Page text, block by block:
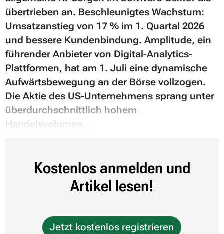
übertrieben an. Beschleunigtes Wachstum:
Umsatzanstieg von 17 % im 1. Quartal 2026
und bessere Kundenbindung. Amplitude, ein
führender Anbieter von Digital-Analytics-
Plattformen, hat am 1. Juli eine dynamische
Aufwärtsbewegung an der Börse vollzogen.
Die Aktie des US-Unternehmens sprang unter
überdurchschnittlich hohem
Handelsvolumen...
Kostenlos anmelden und
Artikel lesen!
Jetzt kostenlos registrieren